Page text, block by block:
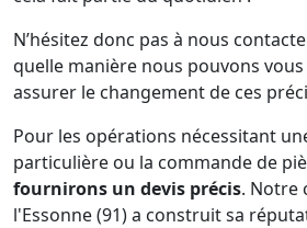
N’hésitez donc pas à nous
quelle manière nous pouvons
assurer le changement de ces
Pour les opérations nécessitant
particulière ou la commande de
fournirons un devis précis. Notre
l'Essonne (91) a construit sa